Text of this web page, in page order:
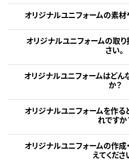
オリジナルユニフォームの素
オリジナルユニフォームの取
さい。
オリジナルユニフォームはど
か？
オリジナルユニフォームを作
れですか
オリジナルユニフォームの作
えてくださ